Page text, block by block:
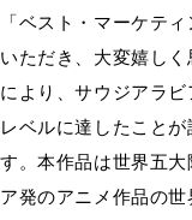
「ベスト・マーケテ
いただき、大変嬉し
により、サウジアラ
レベルに達したこと
す。本作品は世界五
ア発のアニメ作品の